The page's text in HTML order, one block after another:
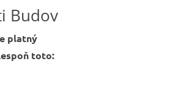
Budov
platný
toto: